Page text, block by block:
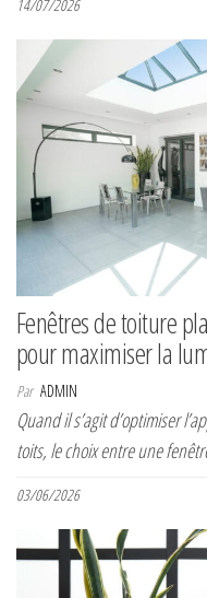
14/07/2026
Fenêtres de toiture
pour maximiser la
Par ADMIN
Quand il s’agit d’optimiser
toits, le choix entre une
03/06/2026